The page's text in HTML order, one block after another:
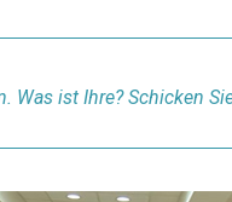
Was ist Ihre? Schicken